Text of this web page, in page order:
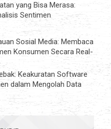
yang Bisa Merasa:
Sentimen
Sosial Media: Membaca
Konsumen Secara Real-
Keakuratan Software
dalam Mengolah Data